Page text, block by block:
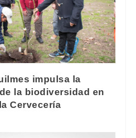
impulsa la
la biodiversidad en
Cervecería